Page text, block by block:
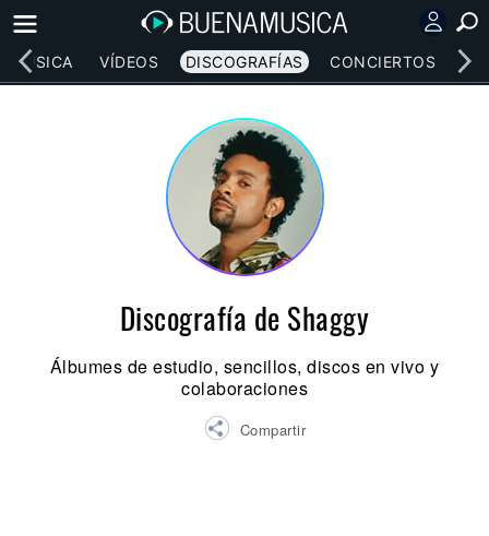
MÚSICA VÍDEOS DISCOGRAFÍAS CONCIERTOS
Discografía de Shaggy
Álbumes de estudio, sencillos, discos en vivo y
colaboraciones
Compartir